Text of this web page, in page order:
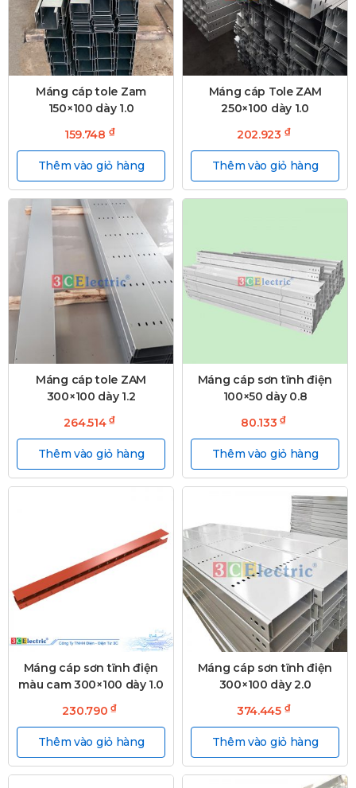
Máng cáp tole Zam
150×100 dày 1.0
159.748 ₫
Thêm vào giỏ hàng
Máng cáp Tole ZAM
250×100 dày 1.0
202.923 ₫
Thêm vào giỏ hàng
Máng cáp tole ZAM
300×100 dày 1.2
264.514₫
Thêm vào giỏ hàng
Máng cáp sơn tĩnh điện
100×50 dày 0.8
80.133₫
Thêm vào giỏ hàng
Máng cáp sơn tĩnh điện
màu cam 300×100 dày 1.0
230.790₫
Thêm vào giỏ hàng
Máng cáp sơn tĩnh điện
300×100 dày 2.0
374.445 ₫
Thêm vào giỏ hàng